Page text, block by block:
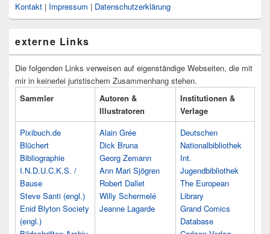
Kontakt | Impressum | Datenschutzerklärung
externe Links
Die folgenden Links verweisen auf eigenständige Webseiten, die mit
mir in keinerlei juristischem Zusammenhang stehen.
Sammler
Autoren &
Illustratoren
Institutionen &
Verlage
Pixibuch.de
Blüchert
Bibliographie
I.N.D.U.C.K.S. /
Bause
Steve Santi (engl.)
Enid Blyton Society
(engl.)
Alain Grée
Dick Bruna
Georg Zemann
Ann Mari Sjögren
Robert Dallet
Willy Schermelé
Jeanne Lagarde
Deutschen
Nationalbibliothek
Int.
Jugendbibliothek
The European
Library
Grand Comics
Database